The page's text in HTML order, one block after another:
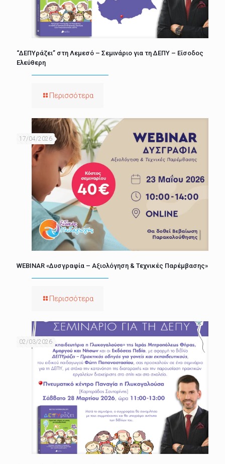
“ΔΕΠΥράζει” στη Λεμεσό – Σεμινάριο για τη ΔΕΠΥ – Είσοδος
Ελεύθερη
Περισσότερα
17/04/2026
WEBINAR «Δυσγραφία – Αξιολόγηση & Τεχνικές Παρέμβασης»
Περισσότερα
02/03/2026